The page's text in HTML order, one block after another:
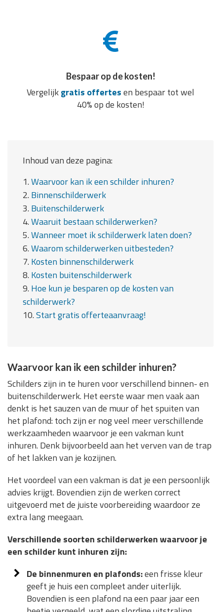
Bespaar op de kosten!
Vergelijkgratis offertesen bespaar tot wel
40% op de kosten!
Inhoud van deze pagina:
1.Waarvoor kan ik een schilder inhuren?
2. Binnenschilderwerk
3. Buitenschilderwerk
4.Waaruit bestaan schilderwerken?
5.Wanneer moet ik schilderwerk laten doen?
6.Waarom schilderwerken uitbesteden?
7. Kosten binnenschilderwerk
8. Kosten buitenschilderwerk
9. Hoe kun je besparen op de kosten van
schilderwerk?
10.Start gratis offerteaanvraag!
Waarvoor kan ik een schilder inhuren?
Schilders zijn in te huren voor verschillend binnen- en
buitenschilderwerk. Het eerste waar men vaak aan
denkt is het sauzen van de muur of het spuiten van
het plafond: toch zijn er nog veel meer verschillende
werkzaamheden waarvoor je een vakman kunt
inhuren. Denk bijvoorbeeld aan het verven van de trap
of het lakken van je kozijnen.
Het voordeel van een vakman is dat je een persoonlijk
advies krijgt. Bovendien zijn de werken correct
uitgevoerd met de juiste voorbereiding waardoor ze
extra lang meegaan.
Verschillende soorten schilderwerken waarvoor je
een schilder kunt inhuren zijn:
De binnenmuren en plafonds:een frisse kleur
geeft je huis een compleet ander uiterlijk.
Bovendien is een plafond na een paar jaar een